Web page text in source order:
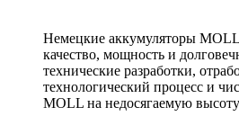
Немецкие аккумуляторы
качество, мощность и
технические разработки,
технологический процесс и
MOLL на недосягаемую